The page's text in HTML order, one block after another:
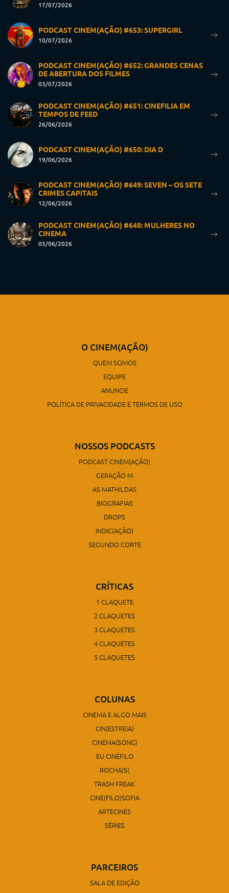
17/07/2026
PODCAST CINEM(AÇÃO) #653: SUPERGIRL
10/07/2026
PODCAST CINEM(AÇÃO) #652: GRANDES CENAS
DE ABERTURA DOS FILMES
03/07/2026
PODCAST CINEM(AÇÃO) #651: CINEFILIA EM
TEMPOS DE FEED
26/06/2026
PODCAST CINEM(AÇÃO) #650: DIA D
19/06/2026
PODCAST CINEM(AÇÃO) #649: SEVEN – OS SETE
CRIMES CAPITAIS
12/06/2026
PODCAST CINEM(AÇÃO) #648: MULHERES NO
CINEMA
05/06/2026
O CINEM(AÇÃO)
QUEM SOMOS
EQUIPE
ANUNCIE
POLÍTICA DE PRIVACIDADE E TERMOS DE USO
NOSSOS PODCASTS
PODCAST CINEM(AÇÃO)
GERAÇÃO M
AS MATHILDAS
BIOGRAFIAS
DROPS
INDIC(AÇÃO)
SEGUNDO CORTE
CRÍTICAS
1 CLAQUETE
2 CLAQUETES
3 CLAQUETES
4 CLAQUETES
5 CLAQUETES
COLUNAS
CINEMA E ALGO MAIS
CIN(ESTREIA)
CINEMA(SONG)
EU CINÉFILO
ROCHA)S(
TRASH FREAK
CINE(FILO)SOFIA
ARTECINES
SÉRIES
PARCEIROS
SALA DE EDIÇÃO